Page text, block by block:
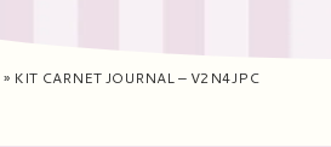
» KIT CARNET JOURNAL – V2N4JPC